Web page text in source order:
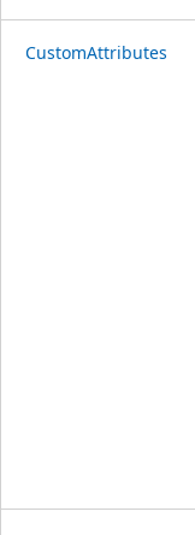
CustomAttributes